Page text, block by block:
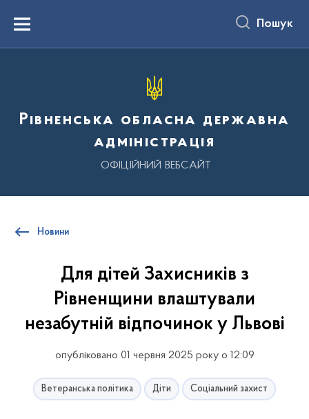
вмістуMenu Пошук
Рівненська обласна державна
адміністрація
ОФІЦІЙНИЙ ВЕБСАЙТ
Новини
Для дітей Захисників з
Рівненщини влаштували
незабутній відпочинок у Львові
опубліковано 01 червня 2025 року о 12:09
Ветеранська політика Діти Соціальний захист